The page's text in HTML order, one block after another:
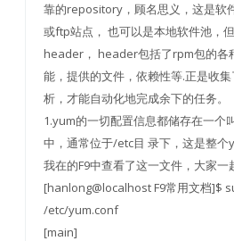
靠的repository，顾名思义，这是软
或ftp站点， 也可以是本地软件池，
header， header包括了rpm包的各
能，提供的文件，依赖性等.正是收
析，才能自动化地完成余下的任务。
1.yum的一切配置信息都储存在一个
中，通常位于/etc目 录下，这是整个
我在的F9中查看了这一文件，大家一
[hanlong@localhost F9常用文档]$
/etc/yum.conf
[main]